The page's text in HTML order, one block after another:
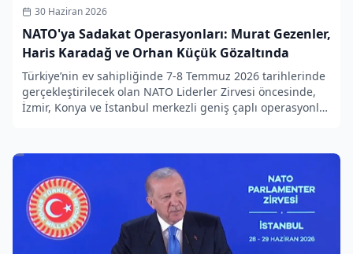
30 Haziran 2026
NATO'ya Sadakat Operasyonları: Murat Gezenler,
Haris Karadağ ve Orhan Küçük Gözaltında
Türkiye’nin ev sahipliğinde 7-8 Temmuz 2026 tarihlerinde
gerçekleştirilecek olan NATO Liderler Zirvesi öncesinde,
İzmir, Konya ve İstanbul merkezli geniş çaplı operasyonlar